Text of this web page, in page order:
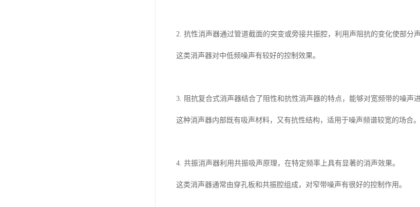
2. 抗性消声器通过管道截面的突变或旁接共振腔，利用声阻抗的变化使部分
这类消声器对中低频噪声有较好的控制效果。
3. 阻抗复合式消声器结合了阻性和抗性消声器的特点，能够对宽频带的噪声进
这种消声器内部既有吸声材料，又有抗性结构，适用于噪声频谱较宽的场合。
4. 共振消声器利用共振吸声原理，在特定频率上具有显著的消声效果。
这类消声器通常由穿孔板和共振腔组成，对窄带噪声有很好的控制作用。